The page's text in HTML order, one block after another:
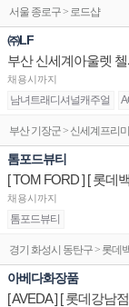
서울 종로구 > 로드샵
㈜LF
채용시까지
남녀트래디셔널캐주얼
부산 기장군 > 신세계프리
톰포드뷰티
채용시까지
톰포드뷰티
경기 화성시 동탄구 > 롯데
아베다화장품